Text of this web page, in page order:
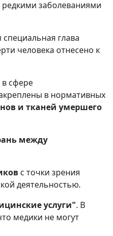
заболеваниями
глава
человека отнесено к
сфере
в нормативных
и тканей умершего
между
с точки зрения
деятельностью.
услуги". В
медики не могут